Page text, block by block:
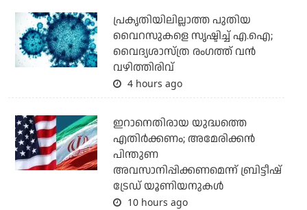
പ്രകൃതിയിലില്ലാത്ത പുതിയ
വൈറസുകളെ സൃഷ്ടിച്ച് എ.ഐ;
വൈദ്യശാസ്ത്ര രംഗത്ത് വന്‍
വഴിത്തിരിവ്
4 hours ago
ഇറാനെതിരായ യുദ്ധത്തെ
എതിര്‍ക്കണം; അമേരിക്കന്‍
പിന്തുണ
അവസാനിപ്പിക്കണമെന്ന് ബ്രിട്ടീഷ്
ട്രേഡ് യൂണിയനുകള്‍
10 hours ago